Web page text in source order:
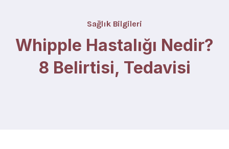
Sağlık Bilgileri
Whipple Hastalığı Nedir?
8 Belirtisi, Tedavisi